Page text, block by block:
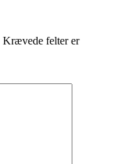
Krævede felter er